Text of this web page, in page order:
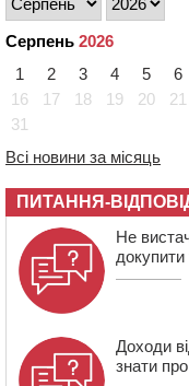
ТЦК
07:35 Черкаси
19:08
звернулася до
17:27 У Черкасах
на літній
15:32
«Будеш
професію, що
Серпень 2026
1
2 3 4 5 6
16
17 18 19 20 21
31
Всі новини за місяць
ПИТАННЯ-
Не
Доходи
знати